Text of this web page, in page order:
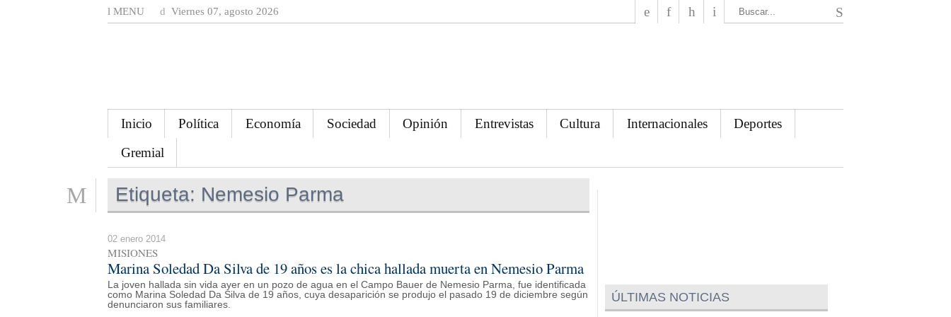
MENU Viernes 07, agosto 2026
Inicio Política Economía Sociedad Opinión Entrevistas Cultura Internacionales
Deportes
Gremial
Etiqueta: Nemesio Parma
02 enero 2014
MISIONES
Marina Soledad Da Silva de 19 años es la chica hallada muerta en Nemesio Parma
La joven hallada sin vida ayer en un pozo de agua en el Campo Bauer de Nemesio Parma, fue identificada
como Marina Soledad Da Silva de 19 años, cuya desaparición se produjo el pasado 19 de diciembre según
denunciaron sus familiares.
ÚLTIMAS NOTICIAS